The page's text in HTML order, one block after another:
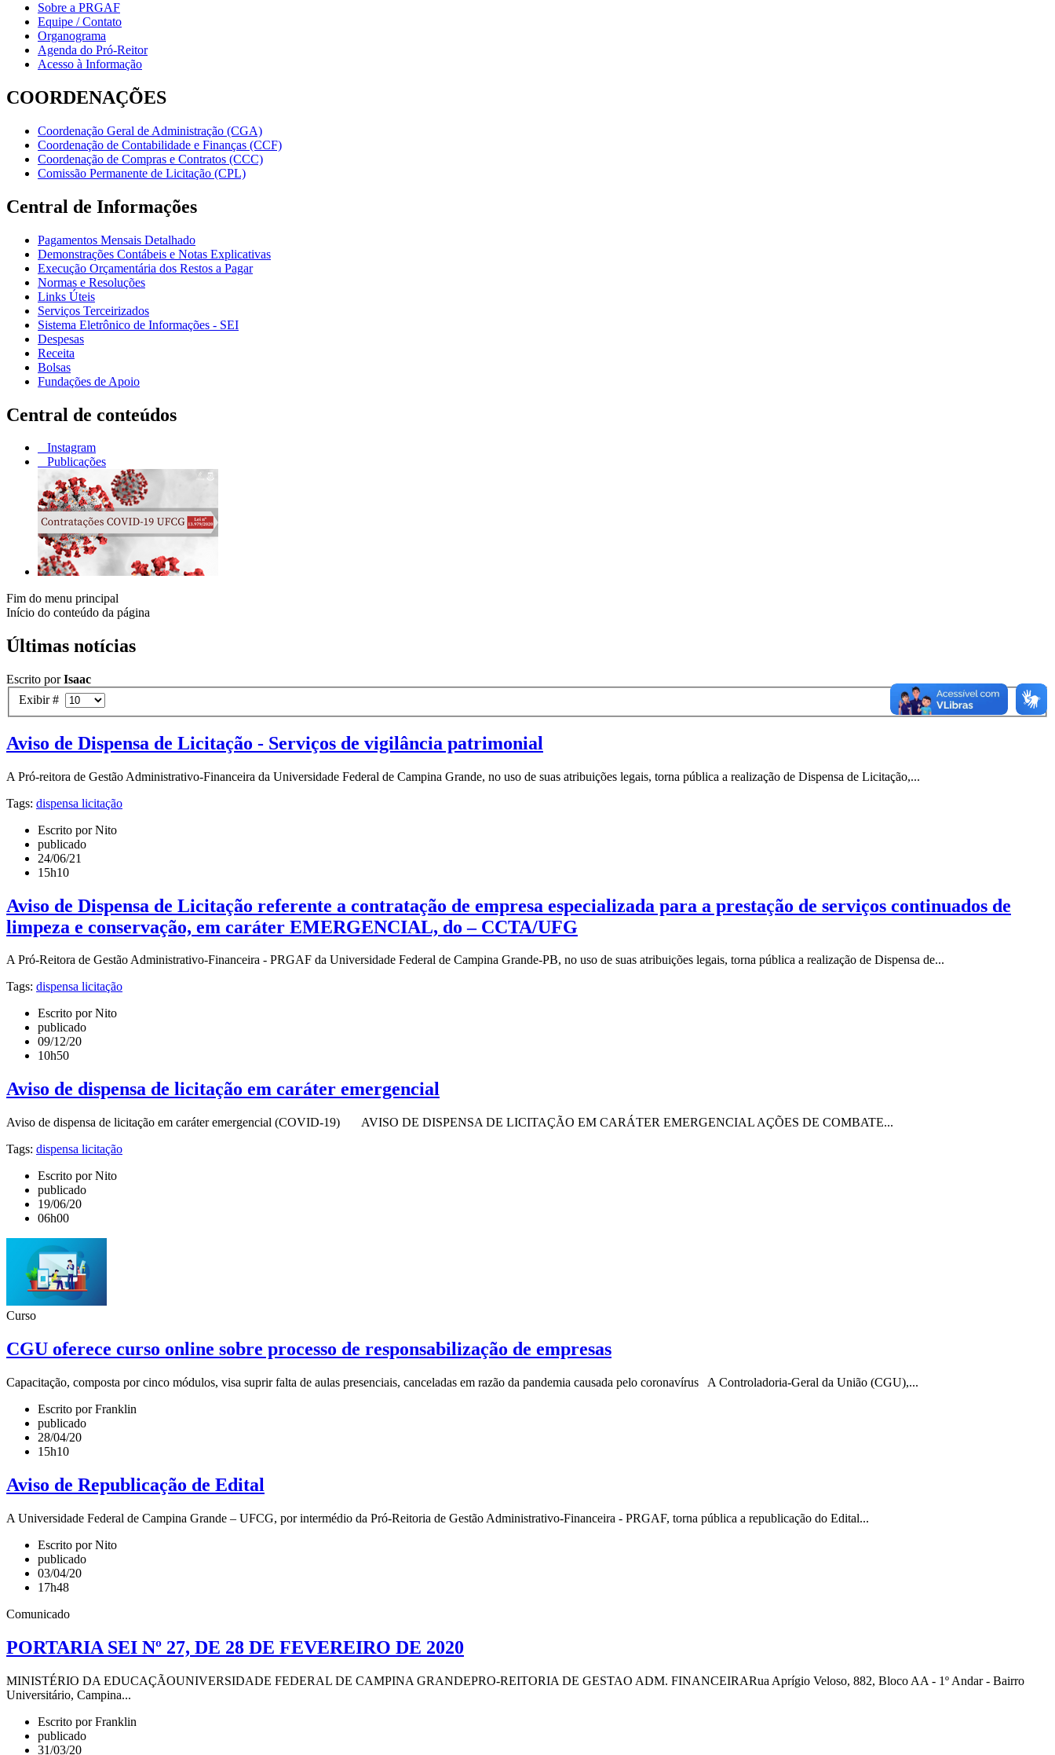
Sobre a PRGAF
Equipe / Contato
Organograma
Agenda do Pró-Reitor
Acesso à Informação
COORDENAÇÕES
Coordenação Geral de Administração (CGA)
Coordenação de Contabilidade e Finanças (CCF)
Coordenação de Compras e Contratos (CCC)
Comissão Permanente de Licitação (CPL)
Central de Informações
Pagamentos Mensais Detalhado
Demonstrações Contábeis e Notas Explicativas
Execução Orçamentária dos Restos a Pagar
Normas e Resoluções
Links Úteis
Serviços Terceirizados
Sistema Eletrônico de Informações - SEI
Despesas
Receita
Bolsas
Fundações de Apoio
Central de conteúdos
Instagram
Publicações
Fim do menu principal
Início do conteúdo da página
Últimas notícias
Escrito porIsaac
Exibir #
Aviso de Dispensa de Licitação - Serviços de vigilância patrimonial
A Pró-reitora de Gestão Administrativo-Financeira da Universidade Federal de Campina Grande, no uso de suas atribuições legais, torna pública a realização de Dispensa de Licitação,...
Tags: dispensa licitação
Escrito por Nito
publicado
24/06/21
15h10
Aviso de Dispensa de Licitação referente a contratação de empresa especializada para a prestação de serviços continuados de
limpeza e conservação, em caráter EMERGENCIAL, do – CCTA/UFG
A Pró-Reitora de Gestão Administrativo-Financeira - PRGAF da Universidade Federal de Campina Grande-PB, no uso de suas atribuições legais, torna pública a realização de Dispensa de...
Tags: dispensa licitação
Escrito por Nito
publicado
09/12/20
10h50
Aviso de dispensa de licitação em caráter emergencial
Aviso de dispensa de licitação em caráter emergencial (COVID-19) AVISO DE DISPENSA DE LICITAÇÃO EM CARÁTER EMERGENCIAL AÇÕES DE COMBATE...
Tags: dispensa licitação
Escrito por Nito
publicado
19/06/20
06h00
Curso
CGU oferece curso online sobre processo de responsabilização de empresas
Capacitação, composta por cinco módulos, visa suprir falta de aulas presenciais, canceladas em razão da pandemia causada pelo coronavírus A Controladoria-Geral da União (CGU),...
Escrito por Franklin
publicado
28/04/20
15h10
Aviso de Republicação de Edital
A Universidade Federal de Campina Grande – UFCG, por intermédio da Pró-Reitoria de Gestão Administrativo-Financeira - PRGAF, torna pública a republicação do Edital...
Escrito por Nito
publicado
03/04/20
17h48
Comunicado
PORTARIA SEI Nº 27, DE 28 DE FEVEREIRO DE 2020
MINISTÉRIO DA EDUCAÇÃOUNIVERSIDADE FEDERAL DE CAMPINA GRANDEPRO-REITORIA DE GESTAO ADM. FINANCEIRARua Aprígio Veloso, 882, Bloco AA - 1º Andar - Bairro
Universitário, Campina...
Escrito por Franklin
publicado
31/03/20